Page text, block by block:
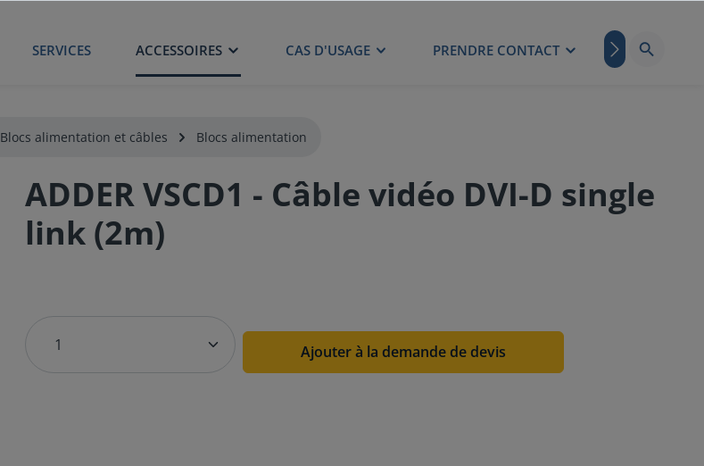
SERVICES ACCESSOIRES CAS D'USAGE PRENDRE CONTACT BLOG
Blocs alimentation et câbles Blocs alimentation
ADDER VSCD1 - Câble vidéo DVI-D single
link (2m)
Ajouter à la demande de devis